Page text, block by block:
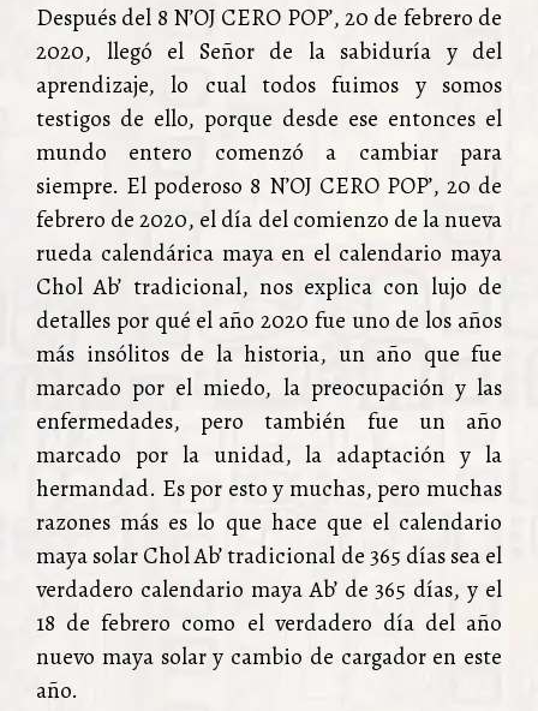
Después del 8 N’OJ CERO POP’, 20 de febrero de
2020, llegó el Señor de la sabiduría y del
aprendizaje, lo cual todos fuimos y somos
testigos de ello, porque desde ese entonces el
mundo entero comenzó a cambiar para
siempre. El poderoso 8 N’OJ CERO POP’, 20 de
febrero de 2020, el día del comienzo de la nueva
rueda calendárica maya en el calendario maya
Chol Ab’ tradicional, nos explica con lujo de
detalles por qué el año 2020 fue uno de los años
más insólitos de la historia, un año que fue
marcado por el miedo, la preocupación y las
enfermedades, pero también fue un año
marcado por la unidad, la adaptación y la
hermandad. Es por esto y muchas, pero muchas
razones más es lo que hace que el calendario
maya solar Chol Ab’ tradicional de 365 días sea el
verdadero calendario maya Ab’ de 365 días, y el
18 de febrero como el verdadero día del año
nuevo maya solar y cambio de cargador en este
año.